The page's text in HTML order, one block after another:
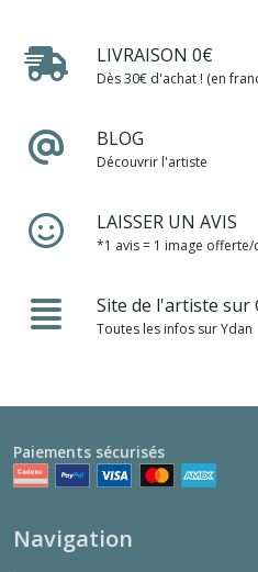
LIVRAISON 0€
Dès 30€ d'achat ! (en
BLOG
Découvrir l'artiste
LAISSER UN AVIS
*1 avis = 1 image
Site de l'artiste sur
Toutes les infos sur Ydan
Paiements sécurisés
Navigation